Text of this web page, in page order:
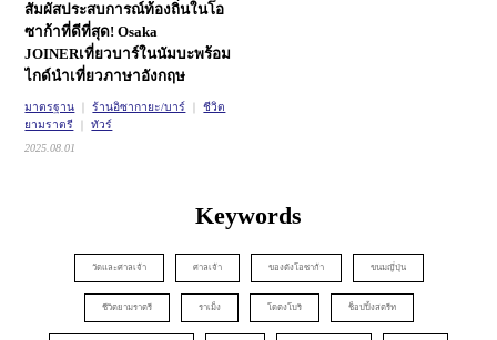
สัมผัสประสบการณ์ท้องถิ่นในโอ
ซาก้าที่ดีที่สุด! Osaka
JOINERเที่ยวบาร์ในนัมบะพร้อม
ไกด์นำเที่ยวภาษาอังกฤษ
มาตรฐาน ร้านอิซากายะ/บาร์
ชีวิต
ยามราตรี
ทัวร์
2025.08.01
Keywords
วัดและศาลเจ้า ศาลเจ้า ของดังโอซาก้า ขนมญี่ปุ่น
ชีวิตยามราตรี ราเม็ง โดตงโบริ ช็อปปิ้งสตรีท